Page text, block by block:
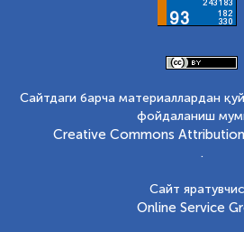
Сайтдаги барча материаллардан
фойдаланиш
Creative Commons
.
Сайт
Online Service